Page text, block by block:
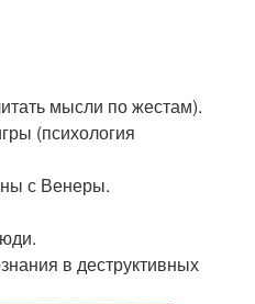
мысли по жестам).
(психология
с Венеры.
в деструктивных